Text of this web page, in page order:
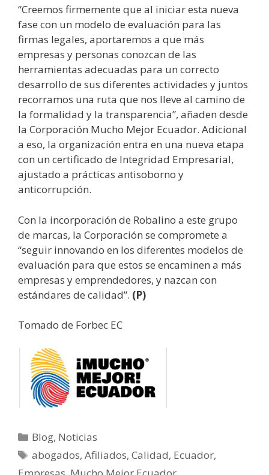
“Creemos firmemente que al iniciar esta nueva
fase con un modelo de evaluación para las
firmas legales, aportaremos a que más
empresas y personas conozcan de las
herramientas adecuadas para un correcto
desarrollo de sus diferentes actividades y juntos
recorramos una ruta que nos lleve al camino de
la formalidad y la transparencia”, añaden desde
la Corporación Mucho Mejor Ecuador. Adicional
a eso, la organización entra en una nueva etapa
con un certificado de Integridad Empresarial,
ajustado a prácticas antisoborno y
anticorrupción.
Con la incorporación de Robalino a este grupo
de marcas, la Corporación se compromete a
“seguir innovando en los diferentes modelos de
evaluación para que estos se encaminen a más
empresas y emprendedores, y nazcan con
estándares de calidad”. (P)
Tomado de Forbec EC
Blog, Noticias
abogados,Afiliados,Calidad, Ecuador,